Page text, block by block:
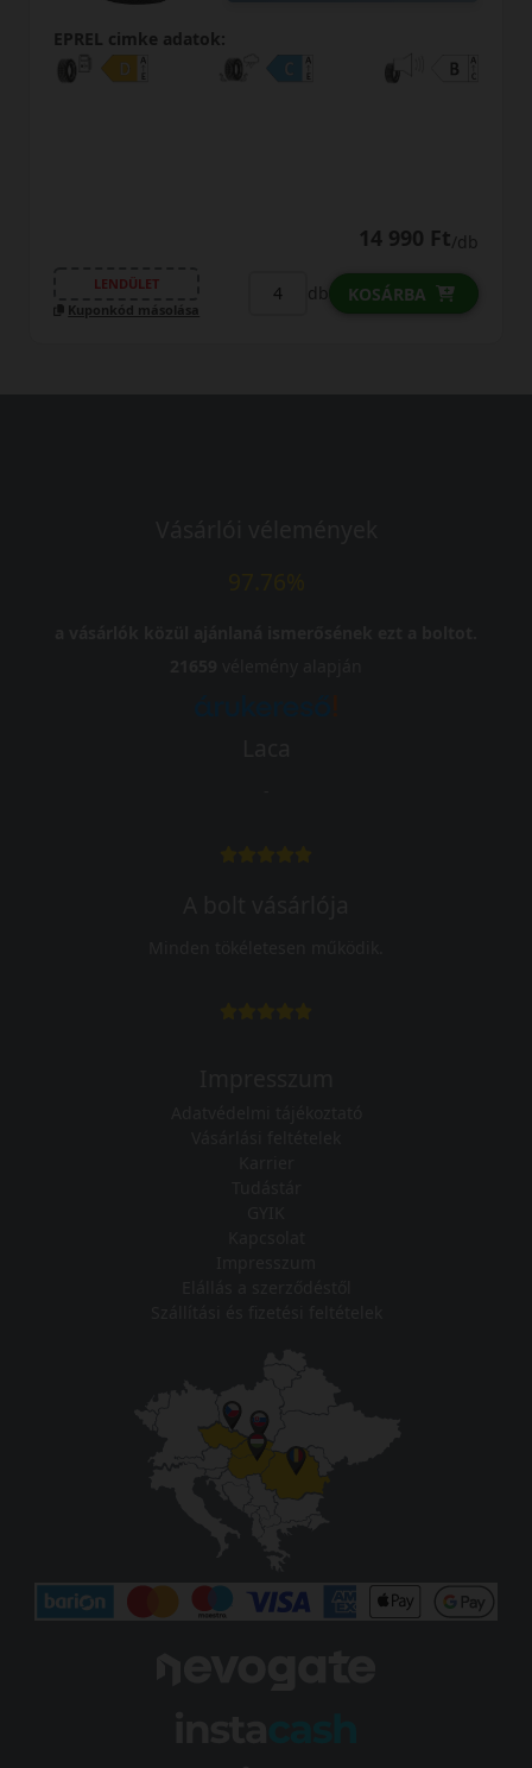
EPREL cimke adatok:
14 990 Ft/db
LENDÜLET
Kuponkód másolása
db KOSÁRBA